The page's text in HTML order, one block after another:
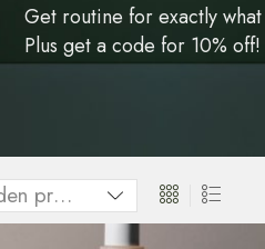
Get routine for exactly
Plus get a code for 10% off!